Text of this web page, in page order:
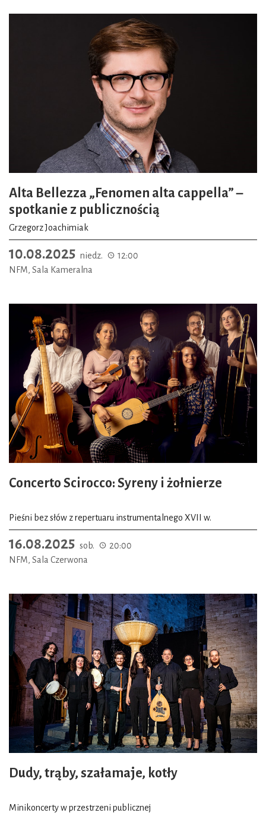
Alta Bellezza „Fenomen alta cappella” –
spotkanie z publicznością
Grzegorz Joachimiak
10.08.2025 niedz.
12:00
NFM, Sala Kameralna
Concerto Scirocco: Syreny i żołnierze
Pieśni bez słów z repertuaru instrumentalnego XVII w.
16.08.2025 sob.
20:00
NFM, Sala Czerwona
Dudy, trąby, szałamaje, kotły
Minikoncerty w przestrzeni publicznej